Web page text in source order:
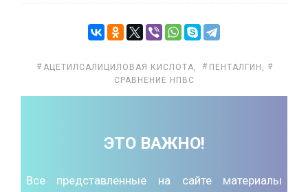
АЦЕТИЛСАЛИЦИЛОВАЯ КИСЛОТА, ПЕНТАЛГИН ,
СРАВНЕНИЕ НПВС
ЭТО ВАЖНО!
Все представленные на сайте материалы